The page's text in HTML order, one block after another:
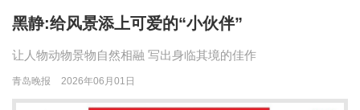
黑静:给风景添上可爱的“小伙伴”
让人物动物景物自然相融 写出身临其境的佳作
青岛晚报 2026年06月01日